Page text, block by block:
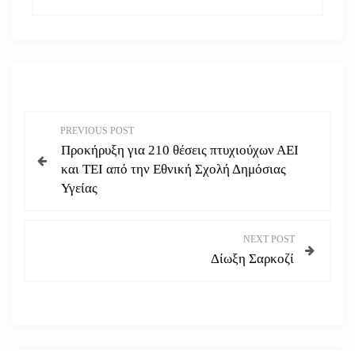
λ
PREVIOUS POST
Προκήρυξη για 210 θέσεις πτυχιούχων ΑΕΙ
και ΤΕΙ από την Εθνική Σχολή Δημόσιας
Υγείας
NEXT POST
Δίωξη Σαρκοζί